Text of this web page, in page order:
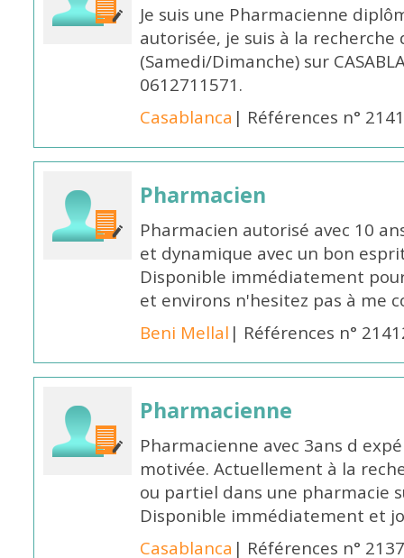
Je suis une Pharmacienne
autorisée, je suis à la
(Samedi/Dimanche) sur
0612711571.
Casablanca | Références n°
Pharmacien
Pharmacien autorisé avec 10
et dynamique avec un bon
Disponible immédiatement
et environs n'hesitez pas à me
Beni Mellal | Références n°
Pharmacienne
Pharmacienne avec 3ans d
motivée. Actuellement à la
ou partiel dans une pharmacie
Disponible immédiatement et
Casablanca | Références n°